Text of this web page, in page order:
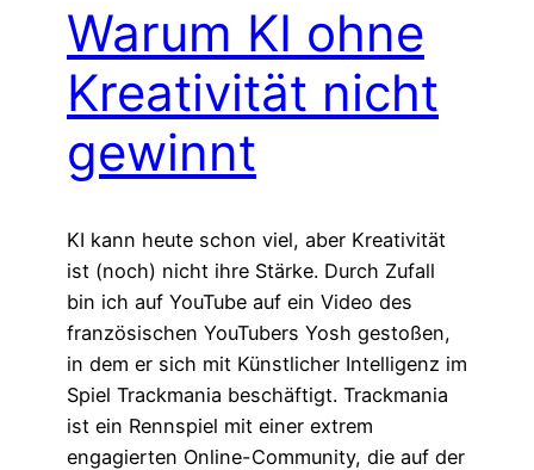
Warum KI ohne
Kreativität nicht
gewinnt
KI kann heute schon viel, aber Kreativität
ist (noch) nicht ihre Stärke. Durch Zufall
bin ich auf YouTube auf ein Video des
französischen YouTubers Yosh gestoßen,
in dem er sich mit Künstlicher Intelligenz im
Spiel Trackmania beschäftigt. Trackmania
ist ein Rennspiel mit einer extrem
engagierten Online-Community, die auf der